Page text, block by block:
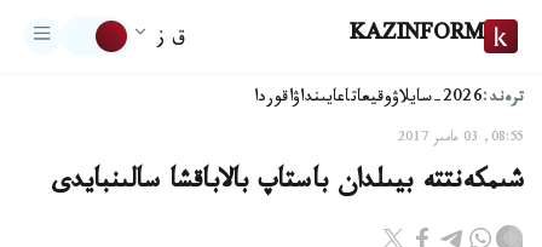
KAZINFORM ق ز
ترەند:2026-سايلاۋ وقيعاتاعايىنداۋاقوردا
08:55, 03 مامىر 2017
شىمكەنتتە بيىلدان باستاپ بالاباقشا سالىنبايدى